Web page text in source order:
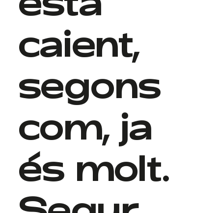
caient,
segons
com, ja
és molt.